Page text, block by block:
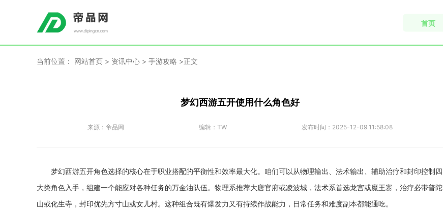
首页
当前位置： 网站首页 > 资讯中心 > 手游攻略 >正文
梦幻西游五开使用什么角色好
来源： 帝品网 编辑： TW 发布时间： 2025-12-09 11:58:08
梦幻西游五开角色选择的核心在于职业搭配的平衡性和效率最大化。咱们可以从物理输出、法术输出、辅助治疗和封印控制四
大类角色入手，组建一个能应对各种任务的万金油队伍。物理系推荐大唐官府或凌波城，法术系首选龙宫或魔王寨，治疗必带普陀
山或化生寺，封印优先方寸山或女儿村。这种组合既有爆发力又有持续作战能力，日常任务和难度副本都能通吃。